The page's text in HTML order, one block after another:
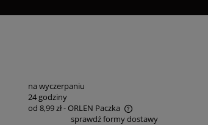
na wyczerpaniu
24 godziny
od 8,99 zł- ORLEN Paczka
sprawdź formy dostawy